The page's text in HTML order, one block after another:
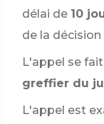
délai de 10
de la
L'appel se
greffier du
L'appel est